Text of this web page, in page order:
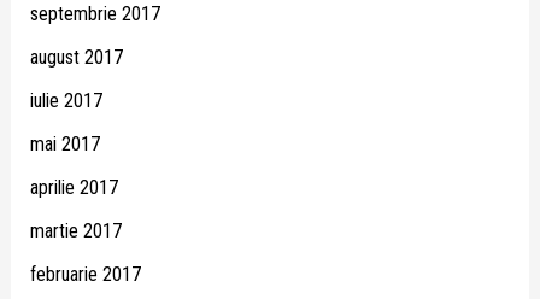
septembrie 2017
august 2017
iulie 2017
mai 2017
aprilie 2017
martie 2017
februarie 2017